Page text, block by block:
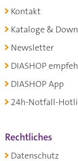
Kontakt
Kataloge &
Newsletter
DIASHOP
DIASHOP App
24h-Notfall-
Rechtliches
Datenschutz